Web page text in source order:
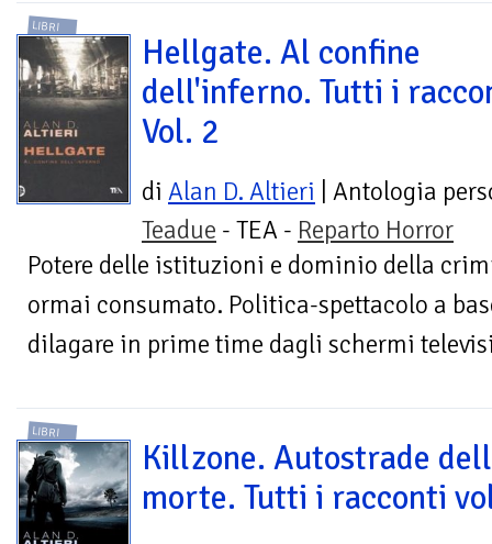
LIBRI
Hellgate. Al confine
dell'inferno. Tutti i
Vol. 2
di Alan D. Altieri | Antologia
Teadue - TEA - Reparto Horror
Potere delle istituzioni e dominio della
ormai consumato. Politica-spettacolo a
dilagare in prime time dagli schermi
LIBRI
Killzone. Autostrade
morte. Tutti i racconti